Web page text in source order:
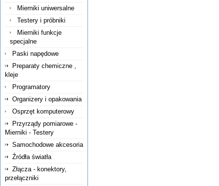
Mierniki uniwersalne
Testery i próbniki
Mierniki funkcje
specjalne
Paski napędowe
Preparaty chemiczne ,
kleje
Programatory
Organizery i opakowania
Osprzęt komputerowy
Przyrządy pomiarowe -
Mierniki - Testery
Samochodowe akcesoria
Źródła światła
Złącza - konektory,
przełączniki